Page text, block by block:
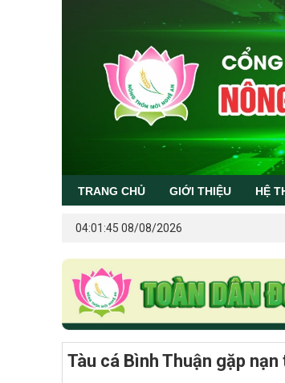
TRANG CHỦ GIỚI THIỆU HỆ
04:01:45 08/08/2026
Tàu cá Bình Thuận gặp